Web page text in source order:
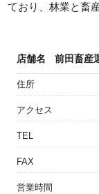
ており、林業と畜
店舗名 前田畜産
住所
アクセス
TEL
FAX
営業時間